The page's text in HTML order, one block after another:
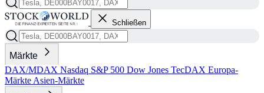
Schließen
Märkte
DAX/MDAX Nasdaq S&P 500 Dow Jones TecDAX Europa-
Märkte Asien-Märkte